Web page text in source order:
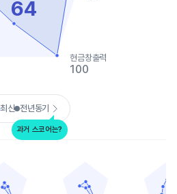
64
현금창출력
100
최신 전년동기
과거 스코어는?
categories.
values. Data ranges from 35
인먼트
has 1 X axis displaying categories.
has 1 Y axis displaying values.
드래프트킹스
The chart has 1 X axis
The chart has 1 Y axis
The
The